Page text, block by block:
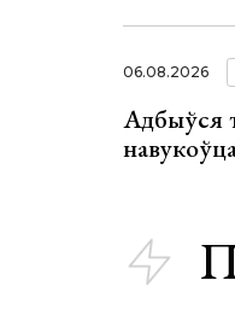
06.08.2026
Адбыўся